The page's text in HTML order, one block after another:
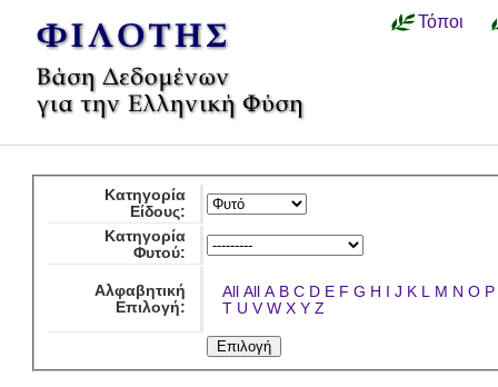
Τόποι
Κατηγορία
Είδους:
Κατηγορία
Φυτού:
Αλφαβητική
Επιλογή:
All All A B C D E F G H I J K L M N O P
T U V W X Y Z